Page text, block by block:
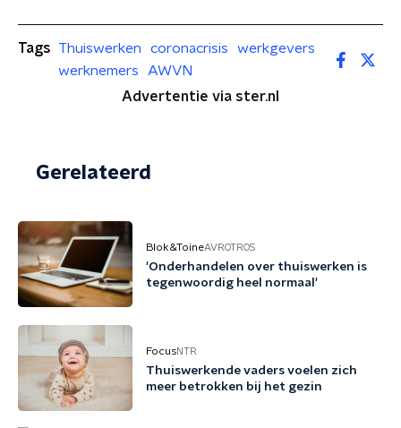
Tags Thuiswerken coronacrisis
werkgevers
werknemers
AWVN
Advertentie via ster.nl
Gerelateerd
Blok&ToineAVROTROS
'Onderhandelen over thuiswerken is
tegenwoordig heel normaal'
FocusNTR
Thuiswerkende vaders voelen zich
meer betrokken bij het gezin